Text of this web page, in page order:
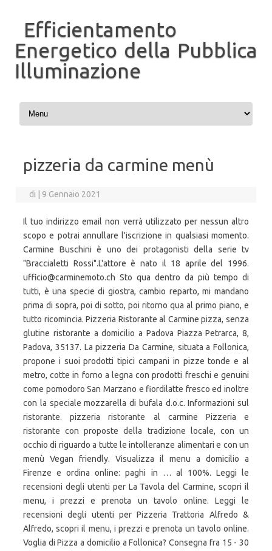
Efficientamento
Energetico della Pubblica
Illuminazione
Vai al contenuto
pizzeria da carmine menù
di 9 Gennaio 2021
Il tuo indirizzo email non verrà utilizzato per nessun altro
scopo e potrai annullare l'iscrizione in qualsiasi momento.
Carmine Buschini è uno dei protagonisti della serie tv
"Braccialetti Rossi".L'attore è nato il 18 aprile del 1996.
ufficio@carminemoto.ch Sto qua dentro da più tempo di
tutti, è una specie di giostra, cambio reparto, mi mandano
prima di sopra, poi di sotto, poi ritorno qua al primo piano, e
tutto ricomincia. Pizzeria Ristorante al Carmine pizza, senza
glutine ristorante a domicilio a Padova Piazza Petrarca, 8,
Padova, 35137. La pizzeria Da Carmine, situata a Follonica,
propone i suoi prodotti tipici campani in pizze tonde e al
metro, cotte in forno a legna con prodotti freschi e genuini
come pomodoro San Marzano e fiordilatte fresco ed inoltre
con la speciale mozzarella di bufala d.o.c. Informazioni sul
ristorante. pizzeria ristorante al carmine Pizzeria e
ristorante con proposte della tradizione locale, con un
occhio di riguardo a tutte le intolleranze alimentari e con un
menù Vegan friendly. Visualizza il menu a domicilio a
Firenze e ordina online: paghi in … al 100%. Leggi le
recensioni degli utenti per La Tavola del Carmine, scopri il
menu, i prezzi e prenota un tavolo online. Leggi le
recensioni degli utenti per Pizzeria Trattoria Alfredo &
Alfredo, scopri il menu, i prezzi e prenota un tavolo online.
Voglia di Pizza a domicilio a Follonica? Consegna fra 15 - 30